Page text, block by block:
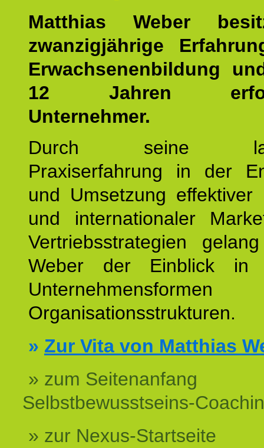
Matthias Weber
zwanzigjährige
Erwachsenenbildung
12 Jahren
Unternehmer.
Durch seine
Praxiserfahrung in der
und Umsetzung effektiver
und internationaler
Vertriebsstrategien
Weber der Einblick in
Organisationsstrukturen.
» Zur Vita von Matthias
» zum Seitenanfang
Selbstbewusstseins-
» zur Nexus-Startseite